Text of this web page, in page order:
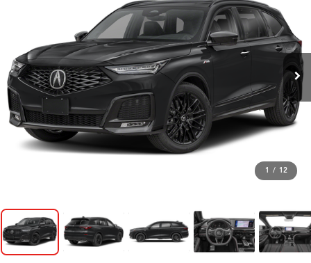
1 / 12